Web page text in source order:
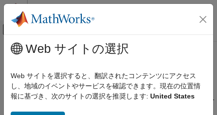
コンテンツへスキップ
オフキャンバス ナビゲーション メ
ドキュメンテーションのホーム
Control System Toolbox
制御システムの設計と調整
メインコンテンツ
最大ループ ゲイン目標
目的
制御システム調整器
を使用しているときに、高周波数でのフィー
ドバック ループのゲインを抑制します。
Web サイトの選択
Web サイトを選択すると、翻訳されたコンテンツにアクセス
し、地域のイベントやサービスを確認できます。現在の位置情
報に基づき、次のサイトの選択を推奨します: United States